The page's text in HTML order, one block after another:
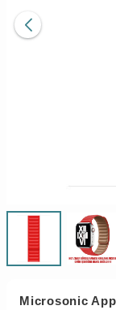
Microsonic